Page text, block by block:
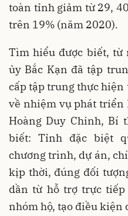
toàn tỉnh giảm từ 29,
trên 19% (năm 2020).
Tìm hiểu được biết, từ
ủy Bắc Kạn đã tập
cấp tập trung thực
về nhiệm vụ phát triển
Hoàng Duy Chinh, Bí
biết: Tỉnh đặc biệt
chương trình, dự án,
kịp thời, đúng đối
dần từ hỗ trợ trực
nhóm hộ, tạo điều kiện